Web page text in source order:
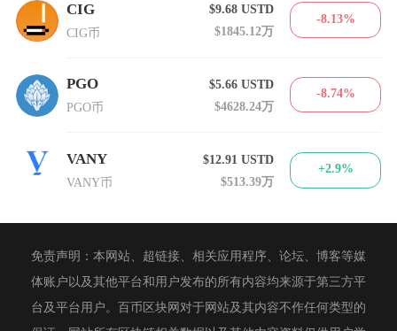
CIG
CIG币
$9.68USTD
$1845.12万
-8.13%
PGO
PGO币
$5.66USTD
$4628.24万
-8.74%
VANY
VANY币
$12.91USTD
$513.39万
+2.9%
免责声明：本网站、超链接、相关应用程序、论坛、博客等媒
体账户以及其他平台和用户发布的所有内容均来源于第三方平
台及平台用户。百币区块网对于网站及其内容不作任何类型的